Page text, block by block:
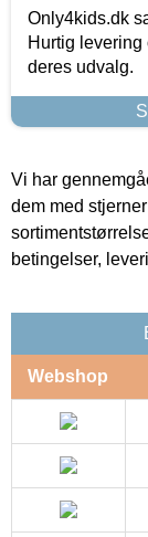
Only4kids.dk
Hurtig levering
deres udvalg.
Vi har
dem med
betingelser,
Webshop